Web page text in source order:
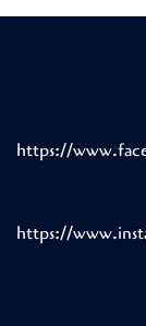
https://
https://